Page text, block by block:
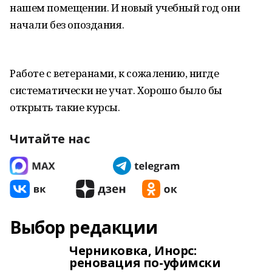
нашем помещении. И новый учебный год они
начали без опоздания.
Работе с ветеранами, к сожалению, нигде
систематически не учат. Хорошо было бы
открыть такие курсы.
Читайте нас
Выбор редакции
Черниковка, Инорс:
реновация по-уфимски